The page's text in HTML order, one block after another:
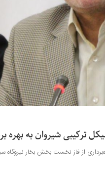
ترکیبی شیروان به بهره